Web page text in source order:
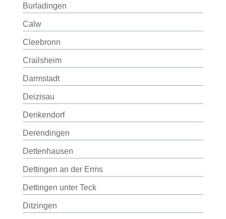
Burladingen
Calw
Cleebronn
Crailsheim
Darmstadt
Deizisau
Denkendorf
Derendingen
Dettenhausen
Dettingen an der Erms
Dettingen unter Teck
Ditzingen